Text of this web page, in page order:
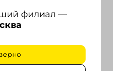
филиал —
₽